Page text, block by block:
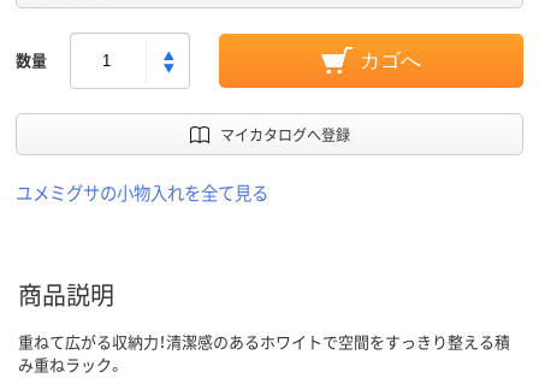
数量 カゴへ
マイカタログへ登録
ユメミグサの小物入れを全て見る
商品説明
重ねて広がる収納力！清潔感のあるホワイトで空間をすっきり整える積
み重ねラック。